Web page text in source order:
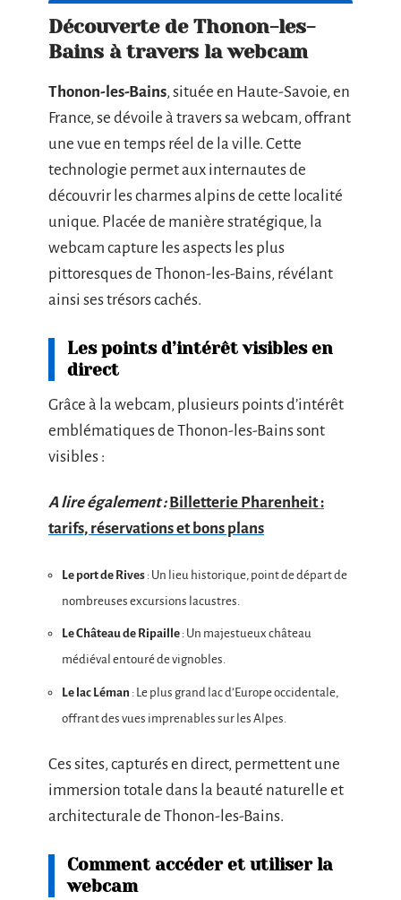
Découverte de Thonon-les-
Bains à travers la webcam
Thonon-les-Bains, située en Haute-Savoie, en
France, se dévoile à travers sa webcam, offrant
une vue en temps réel de la ville. Cette
technologie permet aux internautes de
découvrir les charmes alpins de cette localité
unique. Placée de manière stratégique, la
webcam capture les aspects les plus
pittoresques de Thonon-les-Bains, révélant
ainsi ses trésors cachés.
Les points d’intérêt visibles en
direct
Grâce à la webcam, plusieurs points d’intérêt
emblématiques de Thonon-les-Bains sont
visibles :
A lire également : Billetterie Pharenheit :
tarifs, réservations et bons plans
Le port de Rives : Un lieu historique, point de départ de
nombreuses excursions lacustres.
Le Château de Ripaille : Un majestueux château
médiéval entouré de vignobles.
Le lac Léman : Le plus grand lac d’Europe occidentale,
offrant des vues imprenables sur les Alpes.
Ces sites, capturés en direct, permettent une
immersion totale dans la beauté naturelle et
architecturale de Thonon-les-Bains.
Comment accéder et utiliser la
webcam